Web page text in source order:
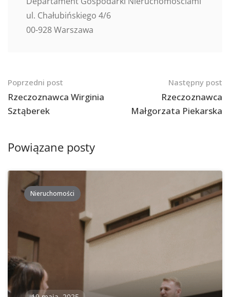
ul. Chałubińskiego 4/6
00-928 Warszawa
Nawigacja
po
postach
Poprzedni post
Rzeczoznawca Wirginia
Sztąberek
Następny post
Rzeczoznawca
Małgorzata Piekarska
Powiązane posty
Nieruchomości